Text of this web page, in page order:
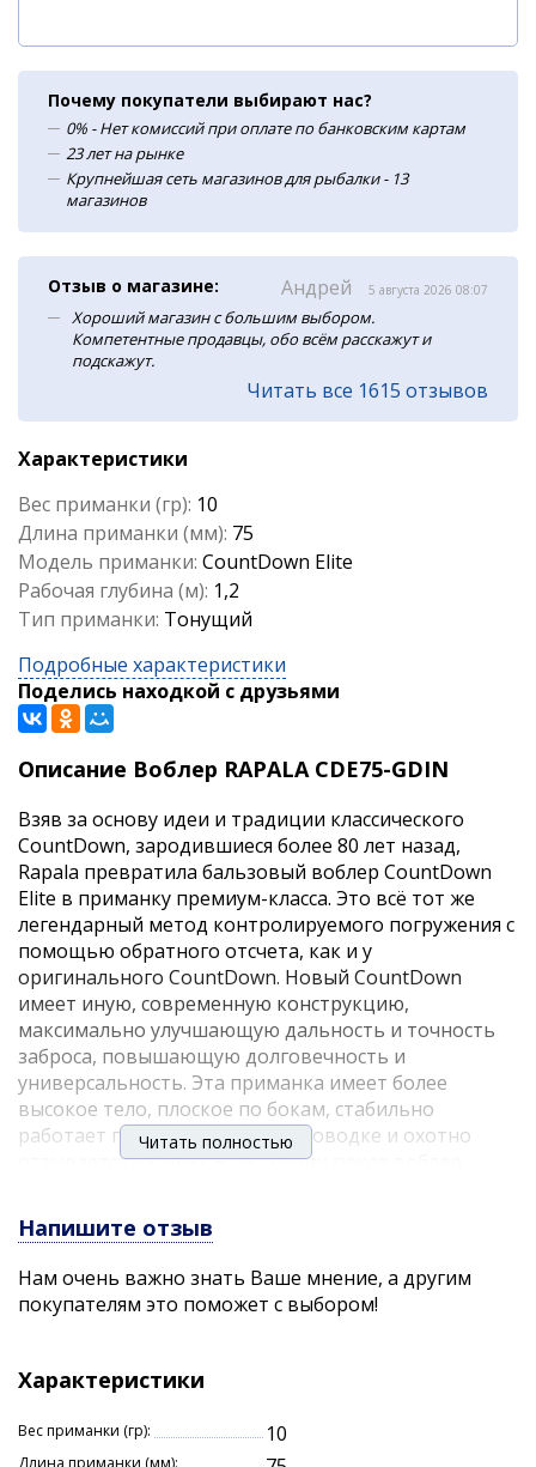
Почему покупатели выбирают нас?
0% - Нет комиссий при оплате по банковским картам
23 лет на рынке
Крупнейшая сеть магазинов для рыбалки - 13
магазинов
Отзыв о магазине: Андрей 5 августа 2026 08:07
Хороший магазин с большим выбором.
Компетентные продавцы, обо всём расскажут и
подскажут.
Читать все 1615 отзывов
Характеристики
Вес приманки (гр): 10
Длина приманки (мм): 75
Модель приманки: CountDown Elite
Рабочая глубина (м): 1,2
Тип приманки: Тонущий
Подробные характеристики
Поделись находкой с друзьями
Описание Воблер RAPALA CDE75-GDIN
Взяв за основу идеи и традиции классического
CountDown, зародившиеся более 80 лет назад,
Rapala превратила бальзовый воблер CountDown
Elite в приманку премиум-класса. Это всё тот же
легендарный метод контролируемого погружения с
помощью обратного отсчета, как и у
оригинального CountDown. Новый CountDown
имеет иную, современную конструкцию,
максимально улучшающую дальность и точность
заброса, повышающую долговечность и
универсальность. Эта приманка имеет более
высокое тело, плоское по бокам, стабильно
работает при равномерной проводке и охотно
отзывается на твич. В состоянии покоя воблер,
Колоритные узоры гармонируют с
металлизированным покрытием, а HD-печать и
новый дизайн поднимают качество на совершенно
новый уровень.
Читать полностью
Напишите отзыв
Нам очень важно знать Ваше мнение, а другим
покупателям это поможет с выбором!
Характеристики
Вес приманки (гр): 10
Длина приманки (мм):